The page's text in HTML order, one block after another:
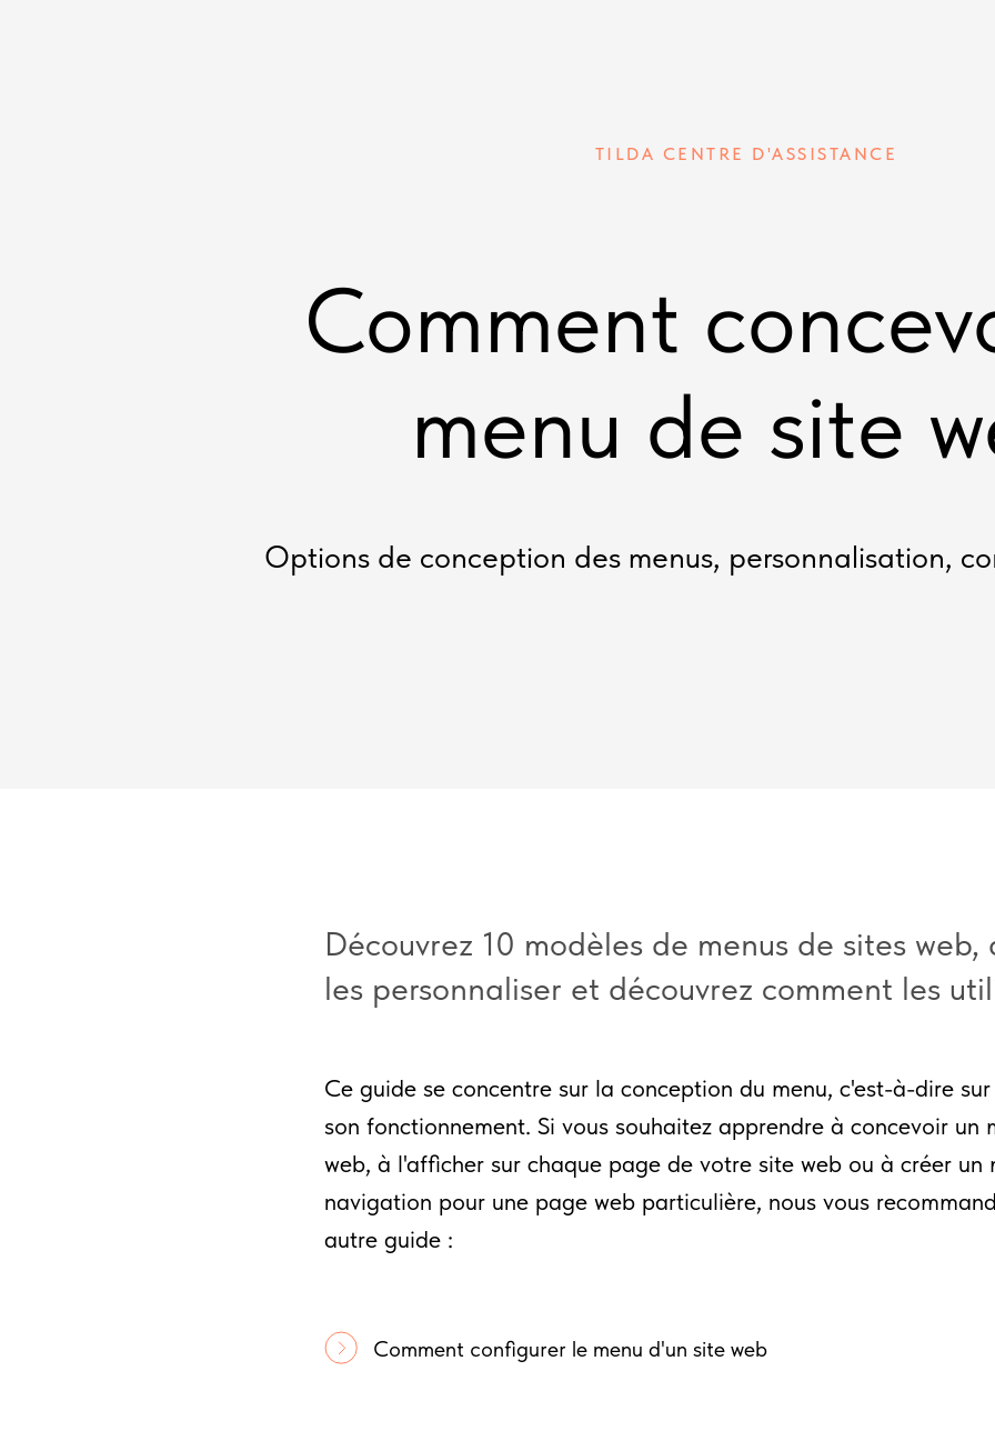
TILDA CENTRE D'ASSISTANCE
Comment
menu de site
Options de conception des menus, personnalisation,
Découvrez 10 modèles de menus de sites
les personnaliser et découvrez comment les
Ce guide se concentre sur la conception du menu, c'est-à-dire
son fonctionnement. Si vous souhaitez apprendre à concevoir un
web, à l'afficher sur chaque page de votre site web ou à créer un
navigation pour une page web particulière, nous vous
autre guide :
Comment configurer le menu d'un site web